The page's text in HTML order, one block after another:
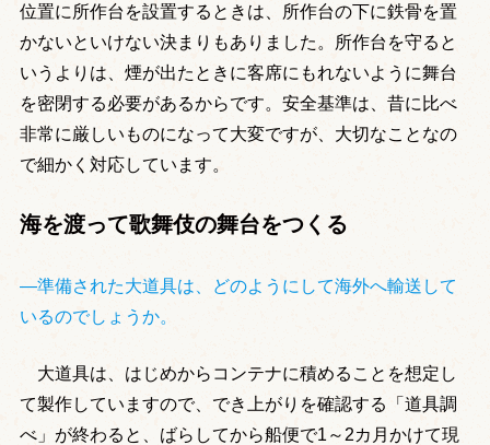
位置に所作台を設置するときは、所作台の下に鉄骨を置
かないといけない決まりもありました。所作台を守ると
いうよりは、煙が出たときに客席にもれないように舞台
を密閉する必要があるからです。安全基準は、昔に比べ
非常に厳しいものになって大変ですが、大切なことなの
で細かく対応しています。
海を渡って歌舞伎の舞台をつくる
―準備された大道具は、どのようにして海外へ輸送して
いるのでしょうか。
大道具は、はじめからコンテナに積めることを想定し
て製作していますので、でき上がりを確認する「道具調
べ」が終わると、ばらしてから船便で1～2カ月かけて現